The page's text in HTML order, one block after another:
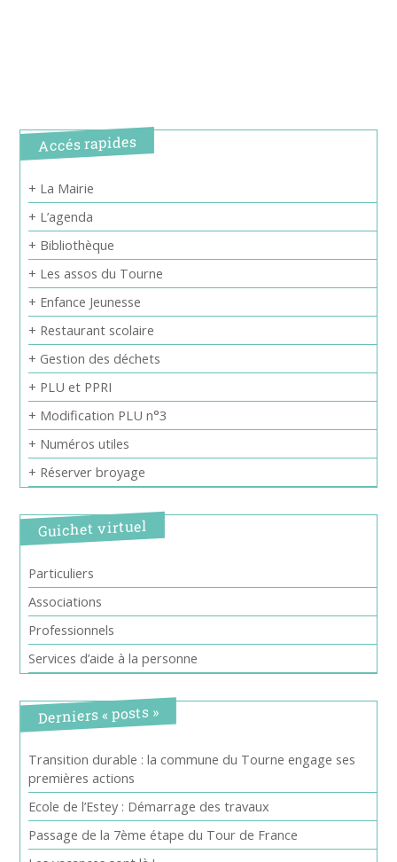
Accés rapides
+ La Mairie
+ L’agenda
+ Bibliothèque
+ Les assos du Tourne
+ Enfance Jeunesse
+ Restaurant scolaire
+ Gestion des déchets
+ PLU et PPRI
+ Modification PLU n°3
+ Numéros utiles
+ Réserver broyage
Guichet virtuel
Particuliers
Associations
Professionnels
Services d’aide à la personne
Derniers « posts »
Transition durable : la commune du Tourne engage ses
premières actions
Ecole de l’Estey : Démarrage des travaux
Passage de la 7ème étape du Tour de France